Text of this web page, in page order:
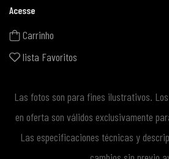
Acesse
Carrinho
lista Favoritos
Las fotos son para fines ilustrativos.
en oferta son válidos exclusivamente
Las especificaciones técnicas y